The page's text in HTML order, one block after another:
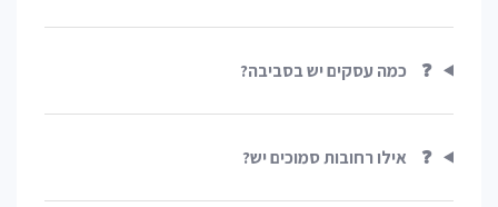
❓ כמה עסקים יש בסביבה?
❓ אילו רחובות סמוכים יש?